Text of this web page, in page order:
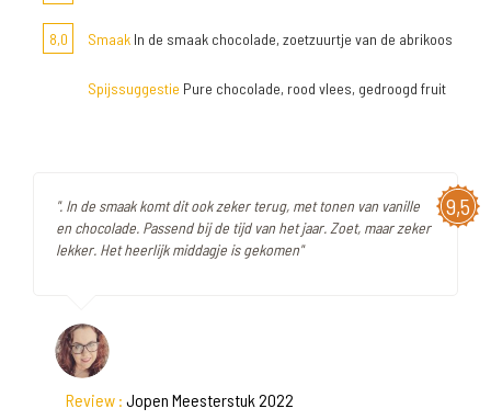
8,0 Smaak In de smaak chocolade, zoetzuurtje van de abrikoos
Spijssuggestie Pure chocolade, rood vlees, gedroogd fruit
9,5
". In de smaak komt dit ook zeker terug, met tonen van vanille
en chocolade. Passend bij de tijd van het jaar. Zoet, maar zeker
lekker. Het heerlijk middagje is gekomen"
Review : Jopen Meesterstuk 2022